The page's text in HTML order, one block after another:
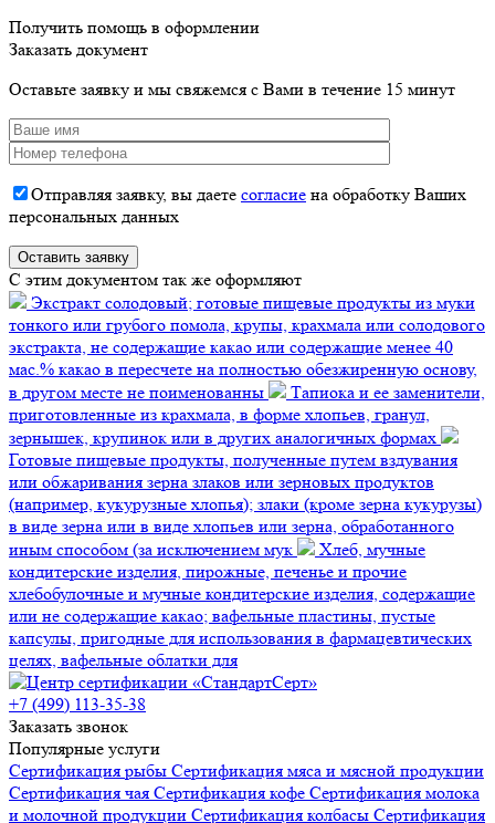
Получить помощь в оформлении
Заказать документ
Оставьте заявку и мы свяжемся с Вами в течение 15 минут
Отправляя заявку, вы даете согласие на обработку Ваших
персональных данных
C этим документом так же оформляют
Экстракт солодовый; готовые пищевые продукты из муки
тонкого или грубого помола, крупы, крахмала или солодового
экстракта, не содержащие какао или содержащие менее 40
мас.% какао в пересчете на полностью обезжиренную основу,
в другом месте не поименованны
Тапиока и ее заменители,
приготовленные из крахмала, в форме хлопьев, гранул,
зернышек, крупинок или в других аналогичных формах
Готовые пищевые продукты, полученные путем вздувания
или обжаривания зерна злаков или зерновых продуктов
(например, кукурузные хлопья); злаки (кроме зерна кукурузы)
в виде зерна или в виде хлопьев или зерна, обработанного
иным способом (за исключением мук
Хлеб, мучные
кондитерские изделия, пирожные, печенье и прочие
хлебобулочные и мучные кондитерские изделия, содержащие
или не содержащие какао; вафельные пластины, пустые
капсулы, пригодные для использования в фармацевтических
целях, вафельные облатки для
+7 (499) 113-35-38
Заказать звонок
Популярные услуги
Сертификация рыбы Сертификация мяса и мясной продукции
Сертификация чая Сертификация кофе Сертификация молока
и молочной продукции Сертификация колбасы Сертификация